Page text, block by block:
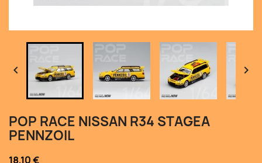
 
POP RACE NISSAN R34 STAGEA
PENNZOIL
18,10 €